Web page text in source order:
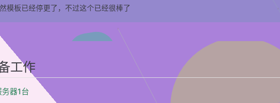
模板已经停更了，不过这个已经很棒了
工作
务器1台